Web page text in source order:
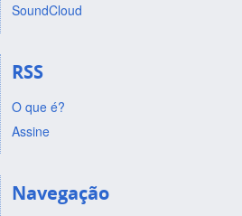
SoundCloud
RSS
O que é?
Assine
Navegação